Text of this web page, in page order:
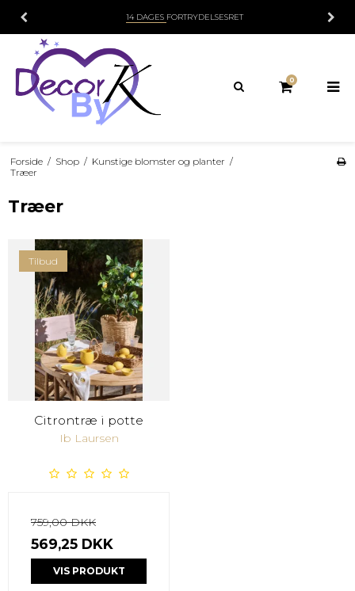
FRI FRAGT
0
Forside / Shop / Kunstige blomster og planter /
Træer
Træer
Tilbud
Citrontræ i potte
Ib Laursen
759,00 DKK
569,25 DKK
VIS PRODUKT